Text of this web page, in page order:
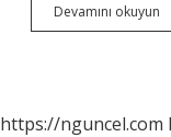
Devamını okuyun
https://nguncel.com